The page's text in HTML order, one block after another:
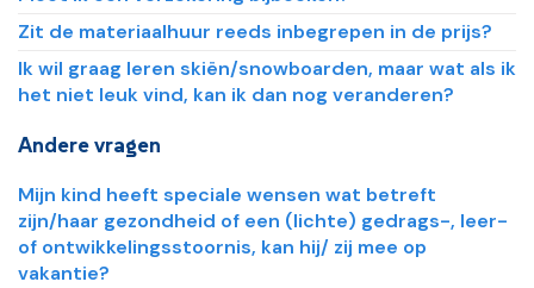
Zit de materiaalhuur reeds inbegrepen in de prijs?
Ik wil graag leren skiën/snowboarden, maar wat als ik
het niet leuk vind, kan ik dan nog veranderen?
Andere vragen
Mijn kind heeft speciale wensen wat betreft
zijn/haar gezondheid of een (lichte) gedrags-, leer-
of ontwikkelingsstoornis, kan hij/ zij mee op
vakantie?